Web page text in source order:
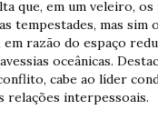
que, em um veleiro,
tempestades, mas sim
em razão do espaço
oceânicas.
cabe ao líder
relações interpessoais.